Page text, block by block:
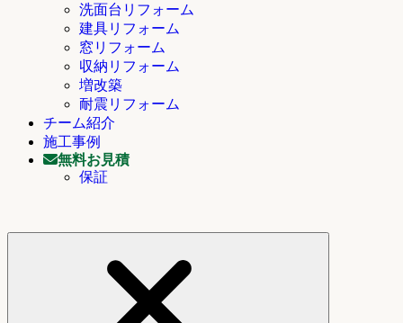
洗面台リフォーム
建具リフォーム
窓リフォーム
収納リフォーム
増改築
耐震リフォーム
チーム紹介
施工事例
無料お見積
保証